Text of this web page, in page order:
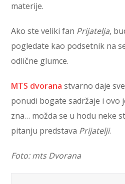
materije.
Ako ste veliki fan Prijatelja,
pogledate kao podsetnik na
odlične glumce.
MTS dvorana stvarno daje
ponudi bogate sadržaje i ovo
zna… možda se u hodu neke
pitanju predstava Prijatelji.
Foto: mts Dvorana